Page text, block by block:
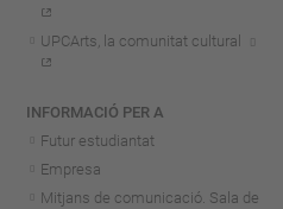
UPCArts, la comunitat cultural
INFORMACIÓ PER A
Futur estudiantat
Empresa
Mitjans de comunicació. Sala de